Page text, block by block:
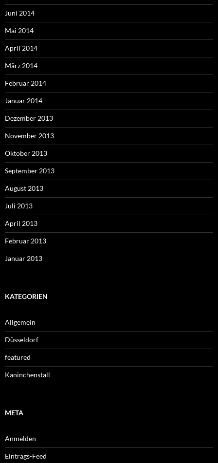
Juni 2014
Mai 2014
April 2014
März 2014
Februar 2014
Januar 2014
Dezember 2013
November 2013
Oktober 2013
September 2013
August 2013
Juli 2013
April 2013
Februar 2013
Januar 2013
KATEGORIEN
Allgemein
Düsseldorf
featured
Kaninchenstall
META
Anmelden
Eintrags-Feed